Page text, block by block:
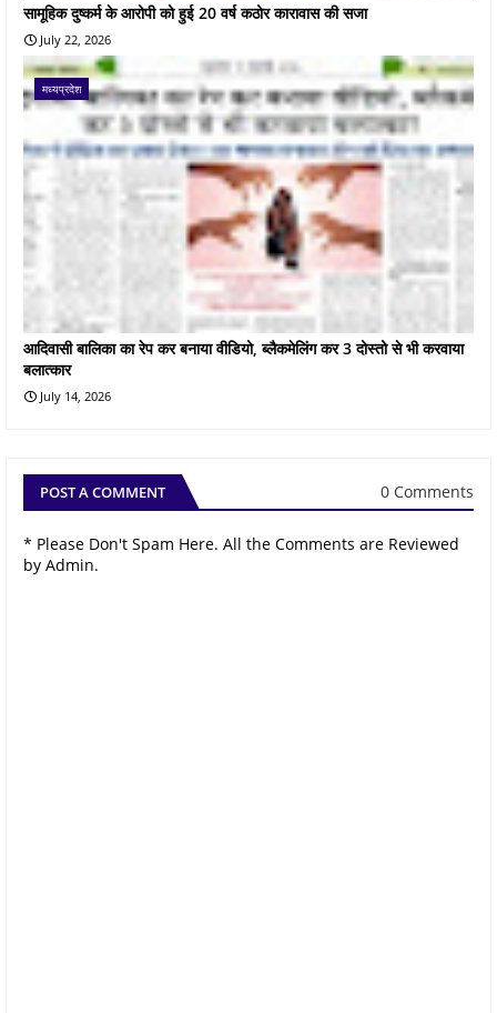
सामूहिक दुष्कर्म के आरोपी को हुई 20 वर्ष कठोर कारावास की सजा
July 22, 2026
मध्यप्रदेश
आदिवासी बालिका का रेप कर बनाया वीडियो, ब्लैकमेलिंग कर 3 दोस्तो से भी करवाया
बलात्कार
July 14, 2026
POST A COMMENT 0 Comments
* Please Don't Spam Here. All the Comments are Reviewed
by Admin.